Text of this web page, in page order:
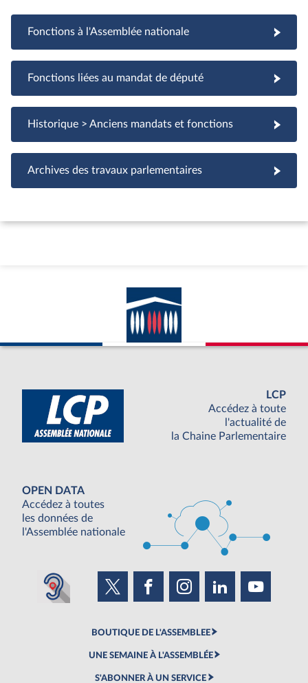
Fonctions à l'Assemblée nationale
Fonctions à l'Assemblée nationale
Fonctions liées au mandat de député
Fonctions liées au mandat de député
Historique > Anciens mandats et fonctions
Archives des travaux parlementaires
LCP
Accédez à toute
l'actualité de
la Chaine Parlementaire
OPEN DATA
Accédez à toutes
les données de
l'Assemblée nationale
BOUTIQUE DE L'ASSEMBLEE
UNE SEMAINE À L'ASSEMBLÉE
S'ABONNER À UN SERVICE